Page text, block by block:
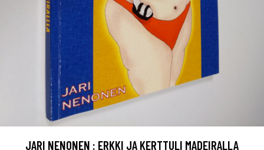
JARI NENONEN : ERKKI JA KERTTULI MADEIRALLA